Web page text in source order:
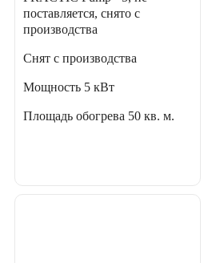
поставляется, снято с
производства
Снят с производства
Мощность 5 кВт
Площадь обогрева 50 кв. м.